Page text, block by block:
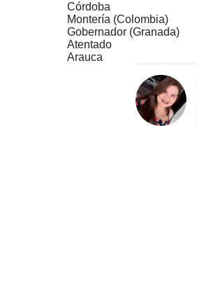
Córdoba
Montería (Colombia)
Gobernador (Granada)
Atentado
Arauca